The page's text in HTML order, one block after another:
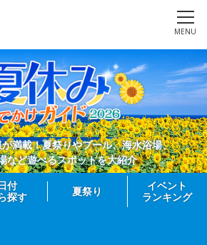
MENU
満載！夏祭りやプール、海水浴場、
など遊べるスポットを大紹介
付
探す
夏祭り
イベント
ランキング